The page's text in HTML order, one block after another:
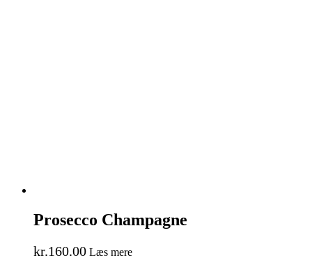
Prosecco Champagne
kr.160.00 Læs mere